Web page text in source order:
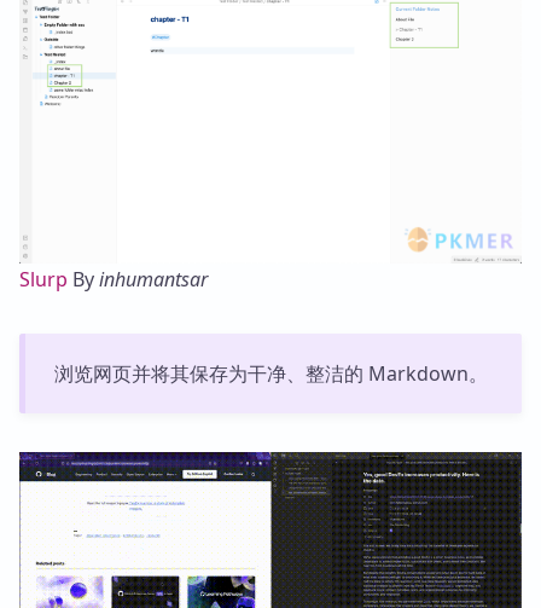
Slurp Byinhumantsar
浏览网页并将其保存为干净、整洁的 Markdown。